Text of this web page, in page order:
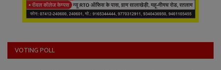
VOTING POLL